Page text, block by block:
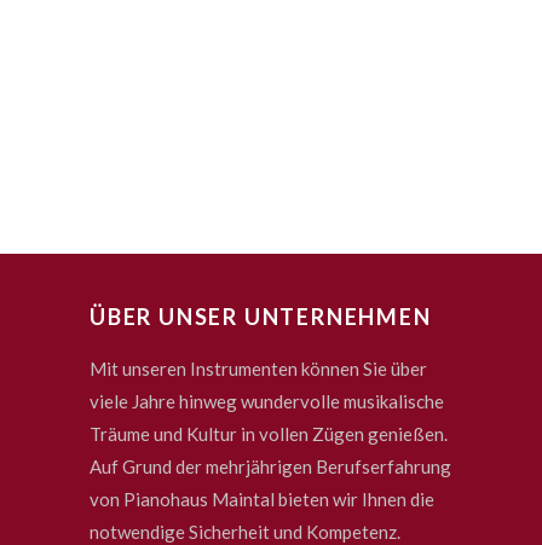
ÜBER UNSER UNTERNEHMEN
Mit unseren Instrumenten können Sie über
viele Jahre hinweg wundervolle musikalische
Träume und Kultur in vollen Zügen genießen.
Auf Grund der mehrjährigen Berufserfahrung
von Pianohaus Maintal bieten wir Ihnen die
notwendige Sicherheit und Kompetenz.